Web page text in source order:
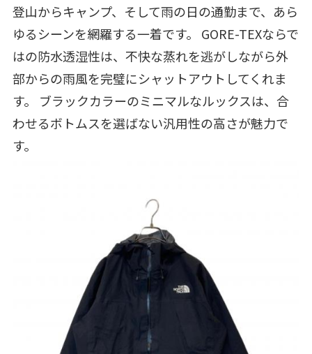
登山からキャンプ、そして雨の日の通勤まで、あら
ゆるシーンを網羅する一着です。 GORE-TEXならで
はの防水透湿性は、不快な蒸れを逃がしながら外
部からの雨風を完璧にシャットアウトしてくれま
す。 ブラックカラーのミニマルなルックスは、合
わせるボトムスを選ばない汎用性の高さが魅力で
す。